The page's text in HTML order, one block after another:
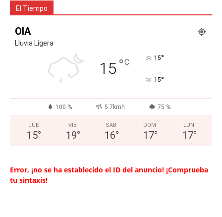
El Tiempo
OIA
Lluvia Ligera
15 °C 15°
15°
100 % 5.7kmh 75 %
JUE
15°
VIE
19°
SAB
16°
DOM
17°
LUN
17°
Error, ¡no se ha establecido el ID del anuncio! ¡Comprueba
tu sintaxis!